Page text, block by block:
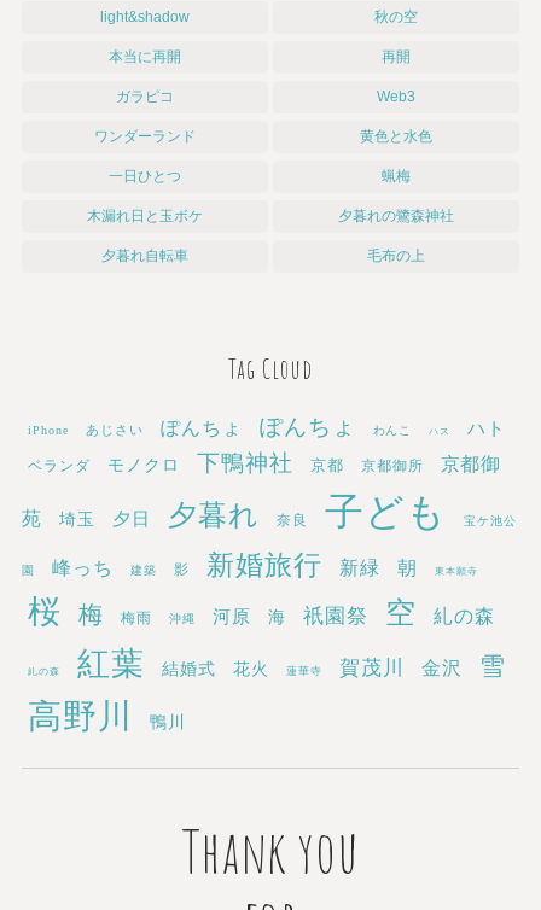
light&shadow 秋の空
本当に再開 再開
ガラピコ Web3
ワンダーランド 黄色と水色
一日ひとつ 蝋梅
木漏れ日と玉ボケ 夕暮れの鷺森神社
夕暮れ自転車 毛布の上
Tag Cloud
iPhone あじさい ぽんちょ ぽんちょ わんこ ハス ハト
ベランダ モノクロ 下鴨神社 京都 京都御所 京都御
苑 埼玉 夕日 夕暮れ 奈良 子ども 宝ケ池公
園 峰っち 建築 影 新婚旅行 新緑 朝 東本願寺
桜 梅 梅雨 沖縄 河原 海 祇園祭 空 糺の森
糺の森 紅葉 結婚式 花火 蓮華寺 賀茂川 金沢 雪
高野川 鴨川
Thank you